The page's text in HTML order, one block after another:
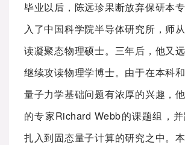
毕业以后，陈远珍果断放弃保研本
入了中国科学院半导体研究所，师
读凝聚态物理硕士。三年后，他又
继续攻读物理学博士。由于在本科
量子力学基础问题有浓厚的兴趣，
的专家Richard Webb的课题组，
扎入到固态量子计算的研究之中。